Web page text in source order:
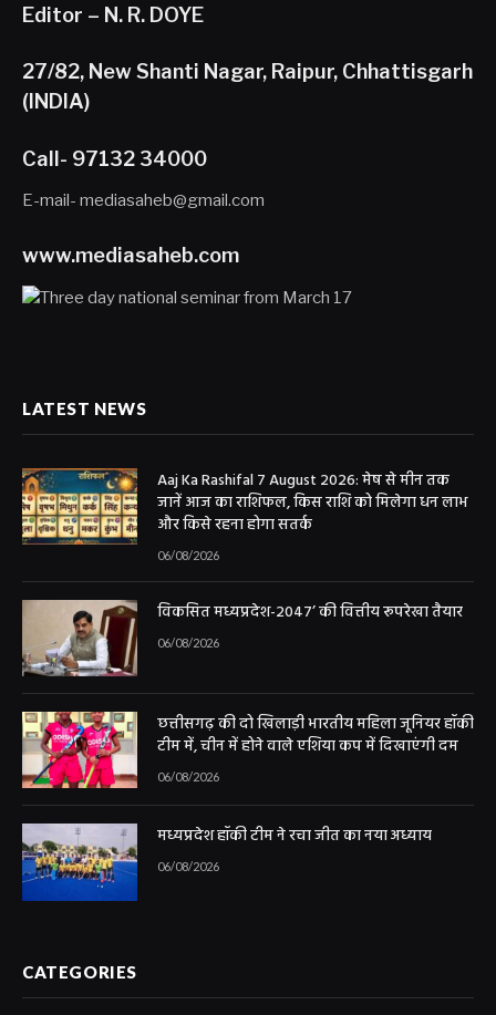
Editor – N. R. DOYE
27/82, New Shanti Nagar, Raipur, Chhattisgarh
(INDIA)
Call- 97132 34000
E-mail- mediasaheb@gmail.com
www.mediasaheb.com
LATEST NEWS
Aaj Ka Rashifal 7 August 2026: मेष से मीन तक
जानें आज का राशिफल, किस राशि को मिलेगा धन लाभ
और किसे रहना होगा सतर्क
06/08/2026
विकसित मध्यप्रदेश-2047’ की वित्तीय रूपरेखा तैयार
06/08/2026
छत्तीसगढ़ की दो खिलाड़ी भारतीय महिला जूनियर हॉकी
टीम में, चीन में होने वाले एशिया कप में दिखाएंगी दम
06/08/2026
मध्यप्रदेश हॉकी टीम ने रचा जीत का नया अध्याय
06/08/2026
CATEGORIES